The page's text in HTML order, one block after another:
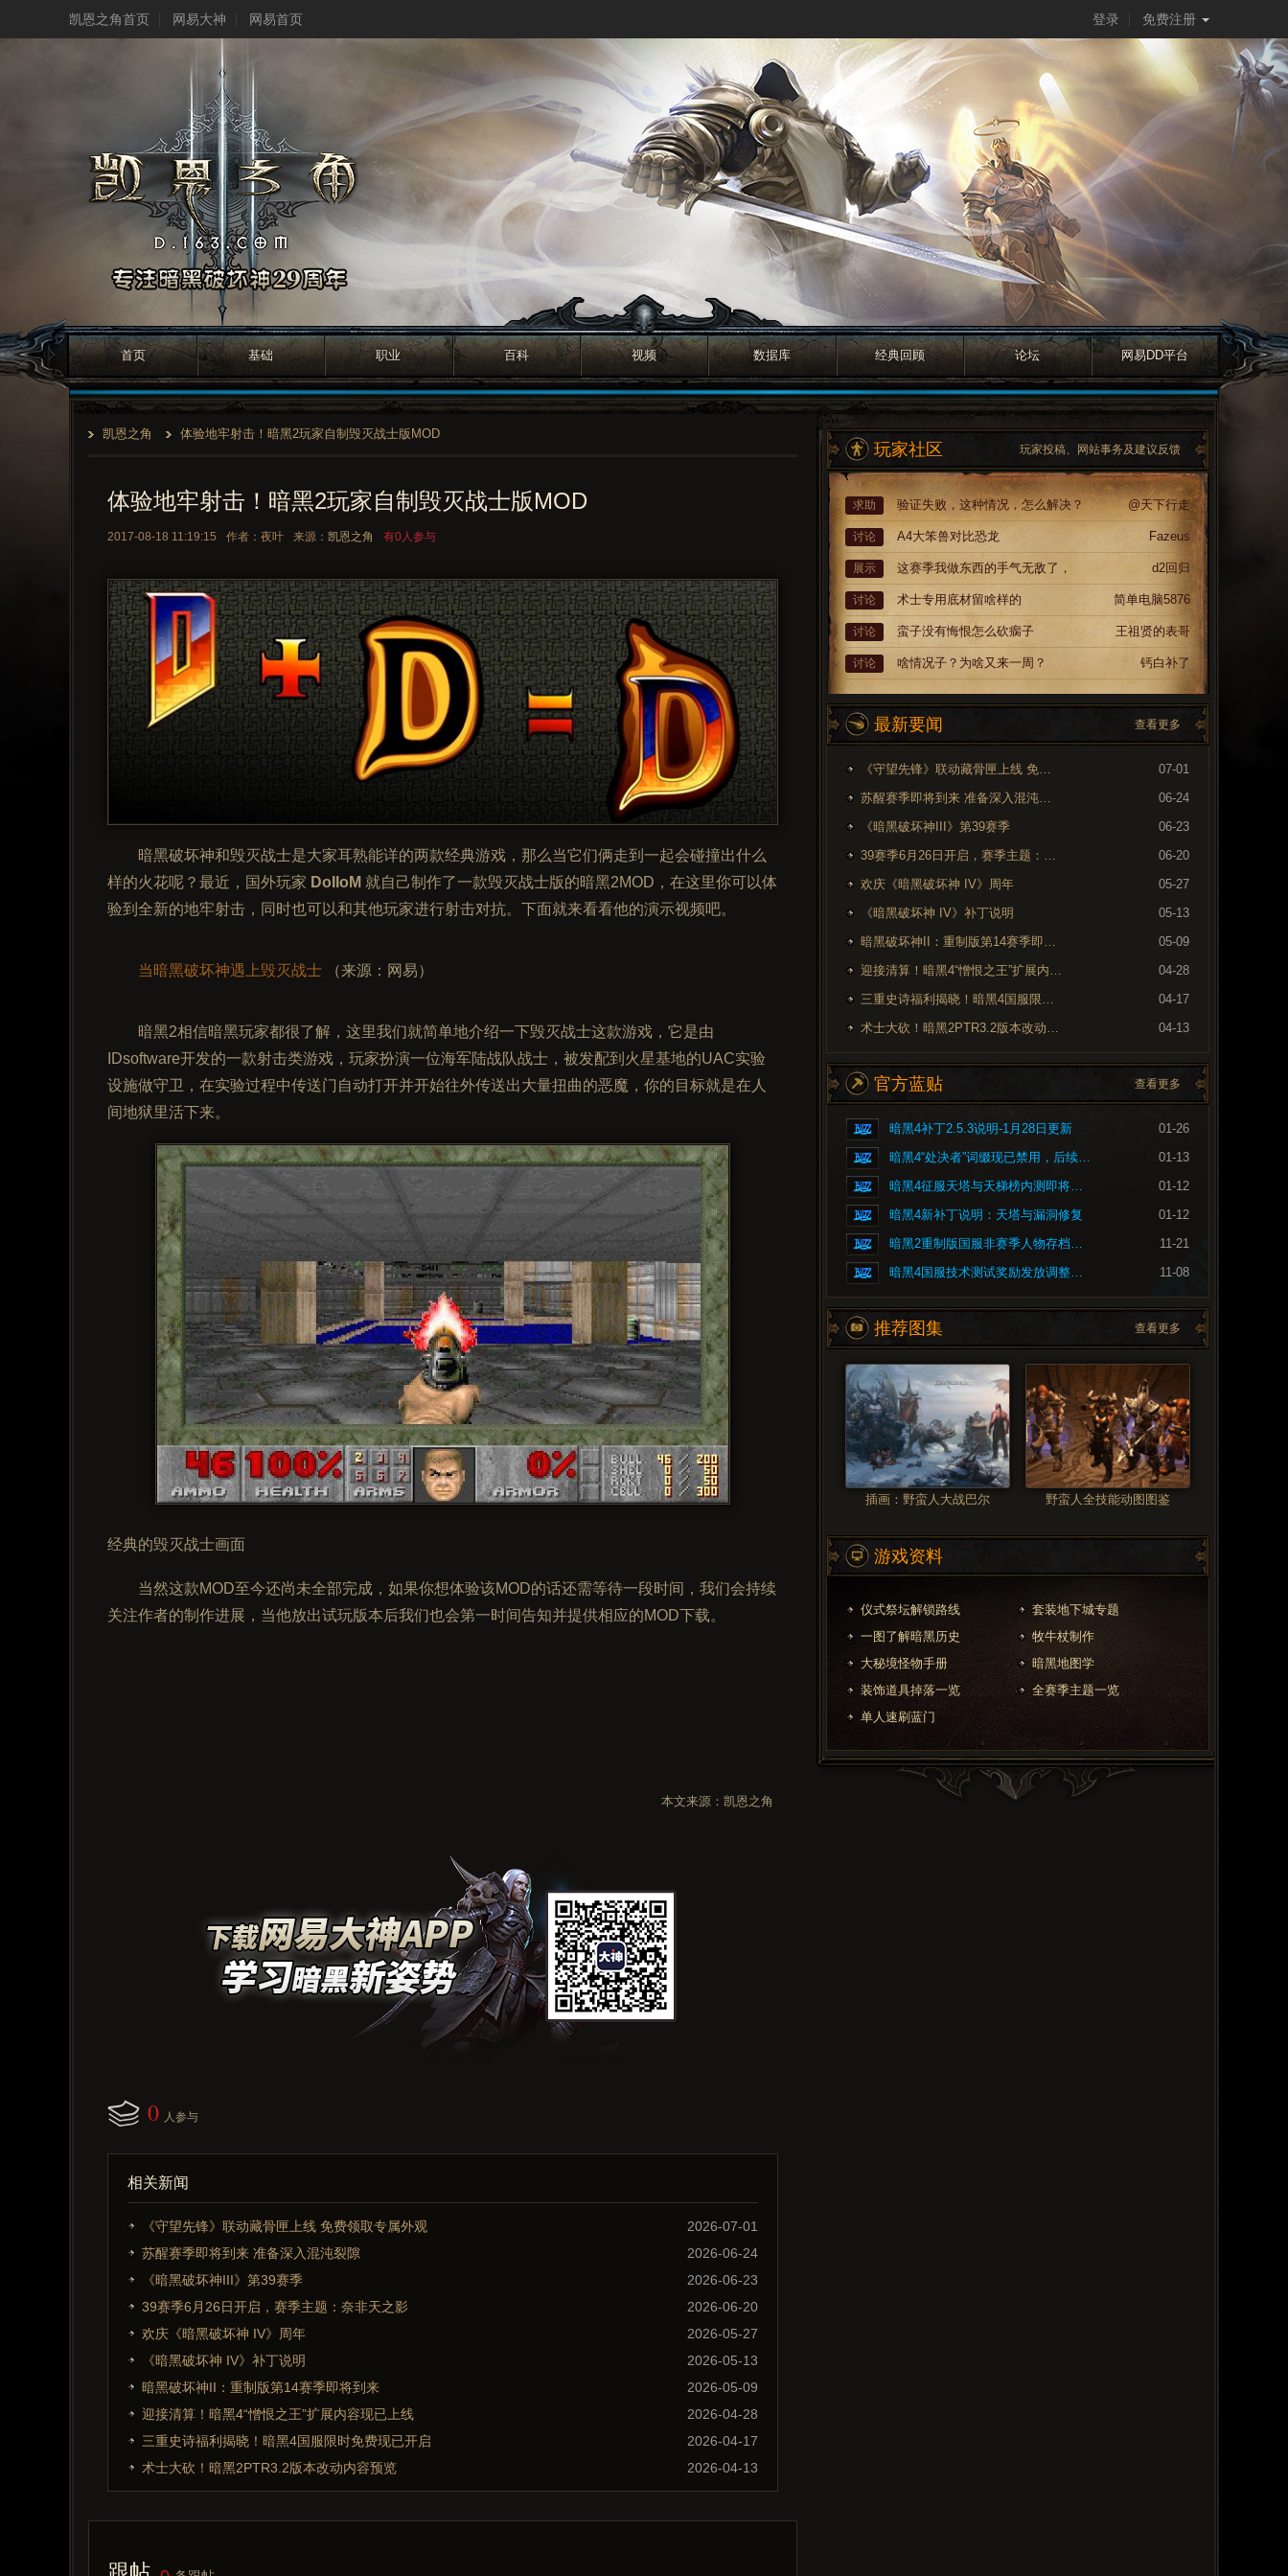
凯恩之角首页 网易大神 网易首页 登录 免费注册
首页 基础 职业 百科 视频 数据库 经典回顾 论坛 网易DD平台
凯恩之角 体验地牢射击！暗黑2玩家自制毁灭战士版MOD
体验地牢射击！暗黑2玩家自制毁灭战士版MOD
2017-08-18 11:19:15 作者：夜叶 来源： 凯恩之角 有0人参与
暗黑破坏神和毁灭战士是大家耳熟能详的两款经典游戏，那么当它们俩走到一起会碰撞出什么
样的火花呢？最近，国外玩家 DoIIoM 就自己制作了一款毁灭战士版的暗黑2MOD，在这里你可以体
验到全新的地牢射击，同时也可以和其他玩家进行射击对抗。下面就来看看他的演示视频吧。
当暗黑破坏神遇上毁灭战士 （来源：网易）
暗黑2相信暗黑玩家都很了解，这里我们就简单地介绍一下毁灭战士这款游戏，它是由
IDsoftware开发的一款射击类游戏，玩家扮演一位海军陆战队战士，被发配到火星基地的UAC实验
设施做守卫，在实验过程中传送门自动打开并开始往外传送出大量扭曲的恶魔，你的目标就是在人
间地狱里活下来。
经典的毁灭战士画面
当然这款MOD至今还尚未全部完成，如果你想体验该MOD的话还需等待一段时间，我们会持续
关注作者的制作进展，当他放出试玩版本后我们也会第一时间告知并提供相应的MOD下载。
本文来源： 凯恩之角
0 人参与
相关新闻
《守望先锋》联动藏骨匣上线 免费领取专属外观
2026-07-01
苏醒赛季即将到来 准备深入混沌裂隙
2026-06-24
《暗黑破坏神III》第39赛季
2026-06-23
39赛季6月26日开启，赛季主题：奈非天之影
2026-06-20
欢庆《暗黑破坏神 IV》周年
2026-05-27
《暗黑破坏神 IV》补丁说明
2026-05-13
暗黑破坏神II：重制版第14赛季即将到来
2026-05-09
迎接清算！暗黑4“憎恨之王”扩展内容现已上线
2026-04-28
三重史诗福利揭晓！暗黑4国服限时免费现已开启
2026-04-17
术士大砍！暗黑2PTR3.2版本改动内容预览
2026-04-13
玩家社区 玩家投稿、网站事务及建议反馈
求助 验证失败，这种情况，怎么解决？ @天下行走
讨论 A4大笨兽对比恐龙 Fazeus
展示 这赛季我做东西的手气无敌了， d2回归
讨论 术士专用底材留啥样的 简单电脑5876
讨论 蛮子没有悔恨怎么砍瘸子 王祖贤的表哥
讨论 啥情况子？为啥又来一周？ 钙白补了
最新要闻 查看更多
《守望先锋》联动藏骨匣上线 免费领取专属外观
07-01
苏醒赛季即将到来 准备深入混沌裂隙
06-24
《暗黑破坏神III》第39赛季
06-23
39赛季6月26日开启，赛季主题：奈非天之影
06-20
欢庆《暗黑破坏神 IV》周年
05-27
《暗黑破坏神 IV》补丁说明
05-13
暗黑破坏神II：重制版第14赛季即将到来
05-09
迎接清算！暗黑4“憎恨之王”扩展内容现已上线
04-28
三重史诗福利揭晓！暗黑4国服限时免费现已开启
04-17
术士大砍！暗黑2PTR3.2版本改动内容预览
04-13
官方蓝贴 查看更多
暗黑4补丁2.5.3说明-1月28日更新
01-26
暗黑4“处决者”词缀现已禁用，后续将重做
01-13
暗黑4征服天塔与天梯榜内测即将开启
01-12
暗黑4新补丁说明：天塔与漏洞修复
01-12
暗黑2重制版国服非赛季人物存档问题的修复公告
11-21
暗黑4国服技术测试奖励发放调整公告
11-08
推荐图集 查看更多
插画：野蛮人大战巴尔 野蛮人全技能动图图鉴
游戏资料
仪式祭坛解锁路线
套装地下城专题
一图了解暗黑历史
牧牛杖制作
大秘境怪物手册
暗黑地图学
装饰道具掉落一览
全赛季主题一览
单人速刷蓝门